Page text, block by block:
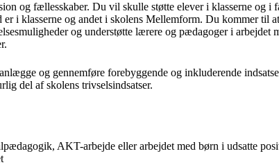
og fællesskaber. Du vil skulle støtte elever i klasserne og i
i klasserne og andet i skolens Mellemform. Du kommer til
og understøtte lærere og pædagoger i arbejdet
og gennemføre forebyggende og inkluderende
del af skolens trivselsindsatser.
AKT-arbejde eller arbejdet med børn i udsatte